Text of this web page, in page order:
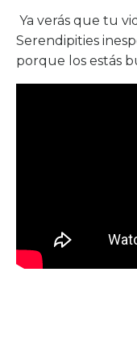
Ya verás que tu
Serendipities
porque los estás